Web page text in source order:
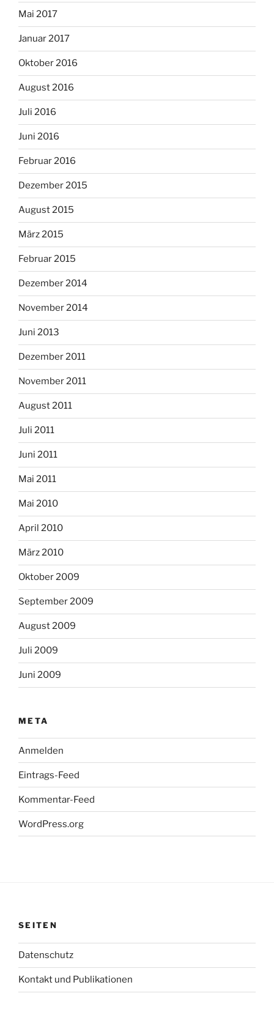
Mai 2017
Januar 2017
Oktober 2016
August 2016
Juli 2016
Juni 2016
Februar 2016
Dezember 2015
August 2015
März 2015
Februar 2015
Dezember 2014
November 2014
Juni 2013
Dezember 2011
November 2011
August 2011
Juli 2011
Juni 2011
Mai 2011
Mai 2010
April 2010
März 2010
Oktober 2009
September 2009
August 2009
Juli 2009
Juni 2009
META
Anmelden
Eintrags-Feed
Kommentar-Feed
WordPress.org
SEITEN
Datenschutz
Kontakt und Publikationen